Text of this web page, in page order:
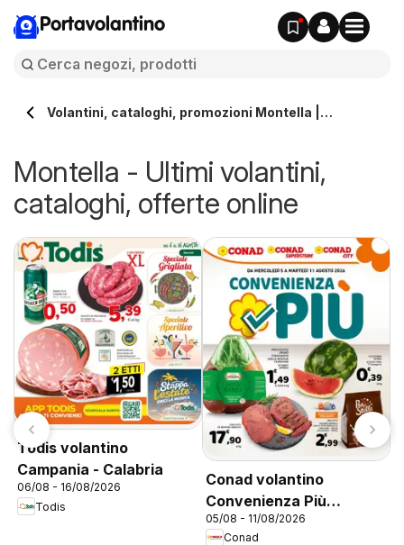
Portavolantino
Volantini, cataloghi, promozioni Montella |
Montella - Ultimi volantini,
cataloghi, offerte online
Todis volantino
Campania - Calabria
06/08 - 16/08/2026
Todis
Conad volantino
Convenienza Più
Campania
05/08 - 11/08/2026
Conad